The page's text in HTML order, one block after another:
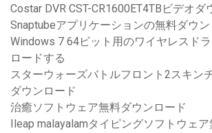
Costar DVR CST-CR1600ET4TBビデオ
Snaptubeアプリケーションの無料ダウン
Windows 7 64ビット用のワイヤレスド
ロードする
スターウォーズバトルフロント2スキン
ダウンロード
治癒ソフトウェア無料ダウンロード
Ileap malayalamタイピングソフトウェ